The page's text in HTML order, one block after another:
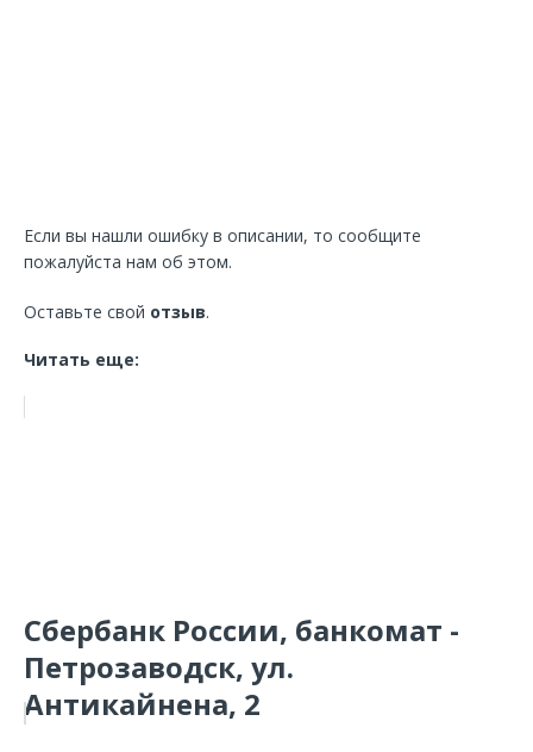
Если вы нашли ошибку в описании, то сообщите
пожалуйста нам об этом.
Оставьте свой отзыв.
Читать еще:
Сбербанк России, банкомат -
Петрозаводск, ул.
Антикайнена, 2